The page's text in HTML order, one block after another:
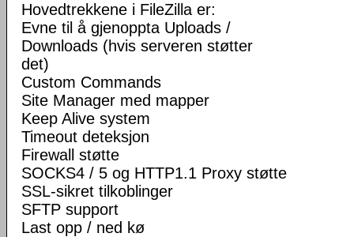
Hovedtrekkene i FileZilla er:
Evne til å gjenoppta Uploads /
Downloads (hvis serveren støtter
det)
Custom Commands
Site Manager med mapper
Keep Alive system
Timeout deteksjon
Firewall støtte
SOCKS4 / 5 og HTTP1.1 Proxy støtte
SSL-sikret tilkoblinger
SFTP support
Last opp / ned kø